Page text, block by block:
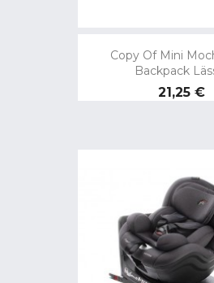
Copy Of Mini
Backpack
Preço
21,25 €